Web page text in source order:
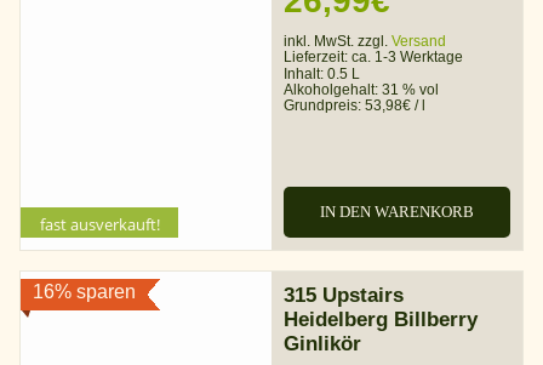
fast ausverkauft!
Preis
war:
33,99€
Preis
ist:
26,99€.
inkl. MwSt. zzgl. Versand
Lieferzeit: ca. 1-3 Werktage
Inhalt: 0.5 L
Alkoholgehalt: 31 % vol
Grundpreis: 53,98€ /
IN DEN WARENKORB
16% sparen
315 Upstairs
Heidelberg Billberry
Ginlikör